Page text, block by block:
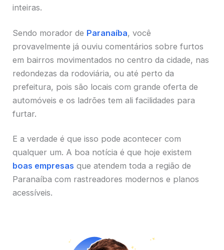
inteiras.
Sendo morador de Paranaíba, você
provavelmente já ouviu comentários sobre furtos
em bairros movimentados no centro da cidade, nas
redondezas da rodoviária, ou até perto da
prefeitura, pois são locais com grande oferta de
automóveis e os ladrões tem ali facilidades para
furtar.
E a verdade é que isso pode acontecer com
qualquer um. A boa notícia é que hoje existem
boas empresas que atendem toda a região de
Paranaíba com rastreadores modernos e planos
acessíveis.